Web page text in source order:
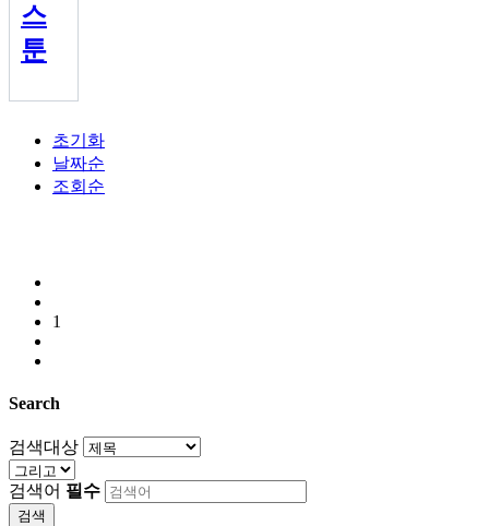
스
툰
초기화
날짜순
조회순
1
Search
검색대상
검색어 필수
검색